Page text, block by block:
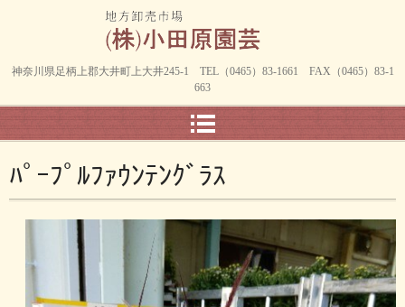
神奈川県足柄上郡大井町上大井245-1 TEL（0465）83-1661 FAX（0465）83-1
663
ﾊﾟｰﾌﾟﾙﾌｧｳﾝﾃﾝｸﾞﾗｽ